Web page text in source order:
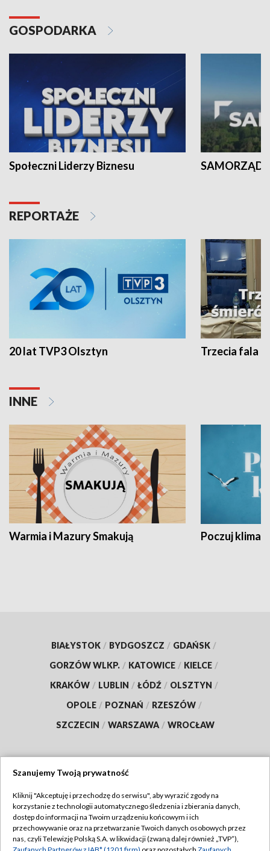
GOSPODARKA
Społeczni Liderzy Biznesu SAMORZĄD
REPORTAŻE
20 lat TVP3 Olsztyn Trzecia fala -
INNE
Warmia i Mazury Smakują Poczuj klimat
BIAŁYSTOK / BYDGOSZCZ / GDAŃSK /
GORZÓW WLKP. / KATOWICE / KIELCE /
KRAKÓW / LUBLIN / ŁÓDŹ / OLSZTYN /
OPOLE / POZNAŃ / RZESZÓW /
SZCZECIN / WARSZAWA / WROCŁAW
TVP
Abonament TVP
Emisja w TVP
Regulamin TVP
Szanujemy Twoją prywatność
Kliknij "Akceptuję i przechodzę do serwisu", aby wyrazić zgody na
korzystanie z technologii automatycznego śledzenia i zbierania danych,
dostęp do informacji na Twoim urządzeniu końcowym i ich
przechowywanie oraz na przetwarzanie Twoich danych osobowych przez
nas, czyli Telewizję Polską S.A. w likwidacji (zwaną dalej również „TVP”),